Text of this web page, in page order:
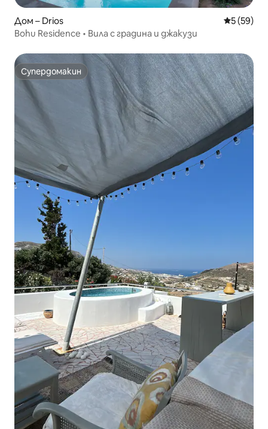
Дом – Drios Средна
5 (59)
Bohu Residence • Вила с градина и джакузи
Супердомакин
Супердомакин